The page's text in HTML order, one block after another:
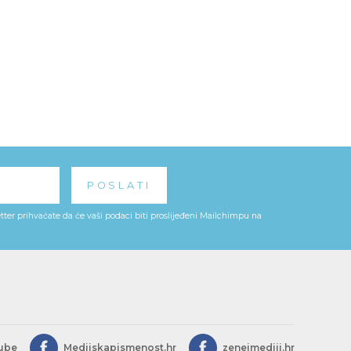
prihvaćate da će vaši podaci biti proslijeđeni Mailchimpu na
Medijskapismenost.hr zeneimediji.hr